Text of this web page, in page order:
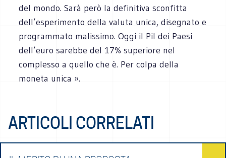
del mondo. Sarà però la definitiva sconfitta
dell’esperimento della valuta unica, disegnato e
programmato malissimo. Oggi il Pil dei Paesi
dell’euro sarebbe del 17% superiore nel
complesso a quello che è. Per colpa della
moneta unica ».
ARTICOLI CORRELATI